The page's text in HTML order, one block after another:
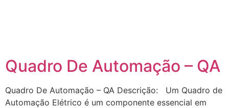
Quadro De Automação – QA
Quadro De Automação – QA Descrição: Um Quadro de
Automação Elétrico é um componente essencial em